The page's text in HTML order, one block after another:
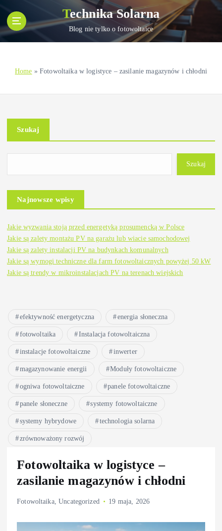
i
n
Technika Solarna
Blog nie tylko o fotowoltaice
Home »Fotowoltaika w logistyce – zasilanie magazynów i chłodni
Szukaj
Szukaj
Najnowsze wpisy
Jakie wyzwania stoją przed energetyką prosumencką w Polsce
Jakie są zalety montażu PV na garażu lub wiacie samochodowej
Jakie są zalety instalacji PV na budynkach komunalnych
Jakie są wymogi techniczne dla farm fotowoltaicznych powyżej 50 kW
Jakie są trendy w mikroinstalacjach PV na terenach wiejskich
efektywność energetyczna energia słoneczna
fotowoltaika Instalacja fotowoltaiczna
instalacje fotowoltaiczne inwerter
magazynowanie energii Moduły fotowoltaiczne
ogniwa fotowoltaiczne panele fotowoltaiczne
panele słoneczne systemy fotowoltaiczne
systemy hybrydowe technologia solarna
zrównoważony rozwój
Fotowoltaika w logistyce –
zasilanie magazynów i chłodni
Fotowoltaika,Uncategorized 19 maja, 2026